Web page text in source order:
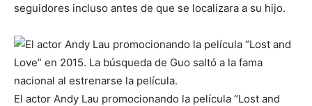
seguidores incluso antes de que se localizara a su hijo.
El actor Andy Lau promocionando la película “Lost and